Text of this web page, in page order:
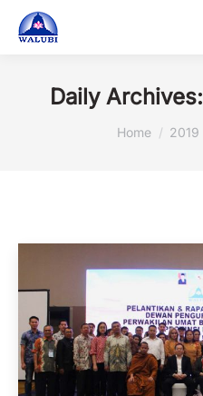
Daily Archives:
You are here:
Home 2019